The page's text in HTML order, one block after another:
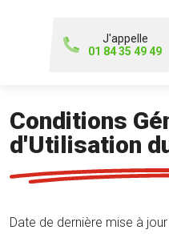
J'appelle
01 84 35 49 49
Conditions
d'Utilisation
Date de dernière mise à